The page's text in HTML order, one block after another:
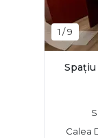
1 /9
Calea